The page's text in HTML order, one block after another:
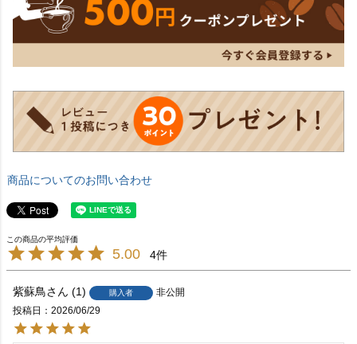
商品についてのお問い合わせ
5.00 4
紫蘇鳥 1 購入者
非公開
投稿日
2026/06/29